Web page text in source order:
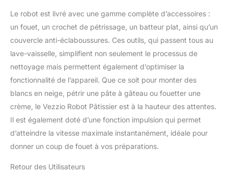
ACCESSOIRES PLUS
COMPLETS : Le crochet
pétrisseur et le fouet plat
en aluminium, le fouet en
acier inoxydable sont
faciles à installer et
fabriqués à partir de
matériaux de qualité
supérieure, plus
robustes et durables. Le
séparateur de blanc
d'œuf et le grattoir à pâte
assortis rendent le
nettoyage moins difficile,
Le robot est livré avec une gamme complète d’accessoires :
un fouet, un crochet de pétrissage, un batteur plat, ainsi qu’un
couvercle anti-éclaboussures. Ces outils, qui passent tous au
lave-vaisselle, simplifient non seulement le processus de
nettoyage mais permettent également d’optimiser la
fonctionnalité de l’appareil. Que ce soit pour monter des
blancs en neige, pétrir une pâte à gâteau ou fouetter une
crème, le Vezzio Robot Pâtissier est à la hauteur des attentes.
Il est également doté d’une fonction impulsion qui permet
d’atteindre la vitesse maximale instantanément, idéale pour
donner un coup de fouet à vos préparations.
Retour des Utilisateurs